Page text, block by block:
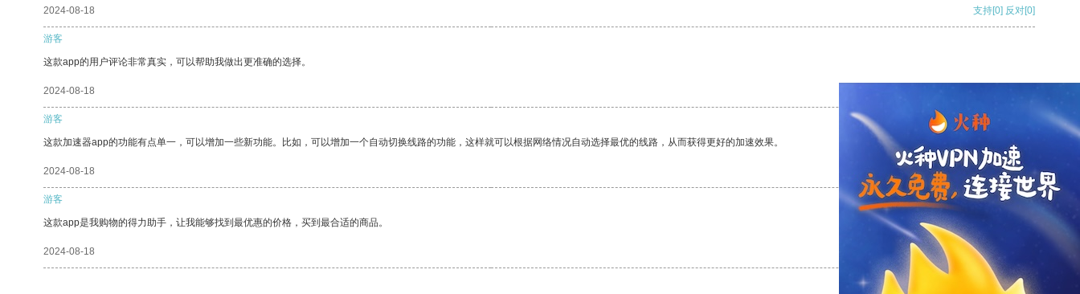
2024-08-18 支持[0] 反对[0]
游客
这款app的用户评论非常真实，可以帮助我做出更准确的选择。
2024-08-18
游客
这款加速器app的功能有点单一，可以增加一些新功能。比如，可以增加一个自动切换线路的功能，这样就可以根据网络情况自动选择最优的线路，从而获得更好的加速效果。
2024-08-18 支持 [0] 反对 [0]
游客
这款app是我购物的得力助手，让我能够找到最优惠的价格，买到最合适的商品。
2024-08-18 支持